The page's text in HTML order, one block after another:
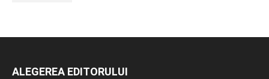
ALEGEREA EDITORULUI